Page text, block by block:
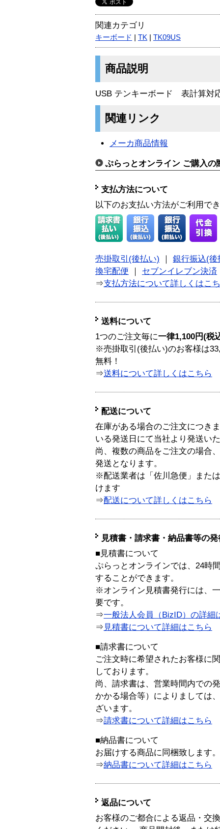
関連カテゴリ
キーボード TK TK09US
商品説明
USB テンキーボード 表計算対
関連リンク
メーカ商品情報
ぷらっとオンライン ご購入の
支払方法について
以下のお支払い方法がご利用で
売掛取引(後払い)
銀行振込(後
換宅配便
セブンイレブン決済
⇒支払方法について詳しくはこ
送料について
1つのご注文毎に一律1,100円(税
※売掛取引(後払い)のお客様は
無料！
⇒送料について詳しくはこちら
配送について
在庫がある場合のご注文につき
いる発送日にて当社より発送い
尚、複数の商品をご注文の場合
発送となります。
※配送業者は「佐川急便」また
けます
⇒配送について詳しくはこちら
見積書・請求書・納品書等の
■見積書について
ぷらっとオンラインでは、24時
することができます。
※オンライン見積書発行には、
要です。
⇒一般法人会員（BizID）の詳細
⇒ 見積書について詳細はこちら
■請求書について
ご注文時に希望されたお客様に
しております。
尚、請求書は、営業時間内での
かかる場合等）によりましては
ざいます。
⇒請求書について詳細はこちら
■納品書について
お届けする商品に同梱致します。
⇒納品書について詳細はこちら
返品について
お客様のご都合による返品・交